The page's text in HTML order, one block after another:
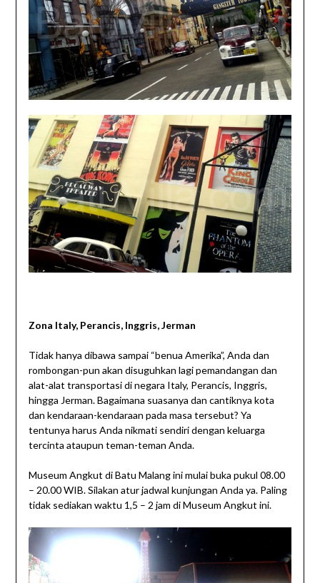
Zona Italy, Perancis, Inggris, Jerman
Tidak hanya dibawa sampai “benua Amerika”, Anda dan
rombongan-pun akan disuguhkan lagi pemandangan dan
alat-alat transportasi di negara Italy, Perancis, Inggris,
hingga Jerman. Bagaimana suasanya dan cantiknya kota
dan kendaraan-kendaraan pada masa tersebut? Ya
tentunya harus Anda nikmati sendiri dengan keluarga
tercinta ataupun teman-teman Anda.
Museum Angkut di Batu Malang ini mulai buka pukul 08.00
– 20.00 WIB. Silakan atur jadwal kunjungan Anda ya. Paling
tidak sediakan waktu 1,5 – 2 jam di Museum Angkut ini.